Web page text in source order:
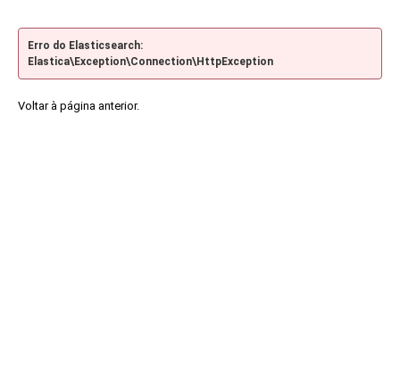
Erro do Elasticsearch:
Elastica\Exception\Connection\HttpException
Voltar à página anterior.